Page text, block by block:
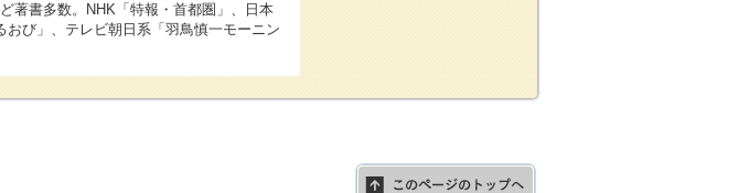
著書多数。NHK「特報・首都圏」、日本
び」、テレビ朝日系「羽鳥慎一モーニン